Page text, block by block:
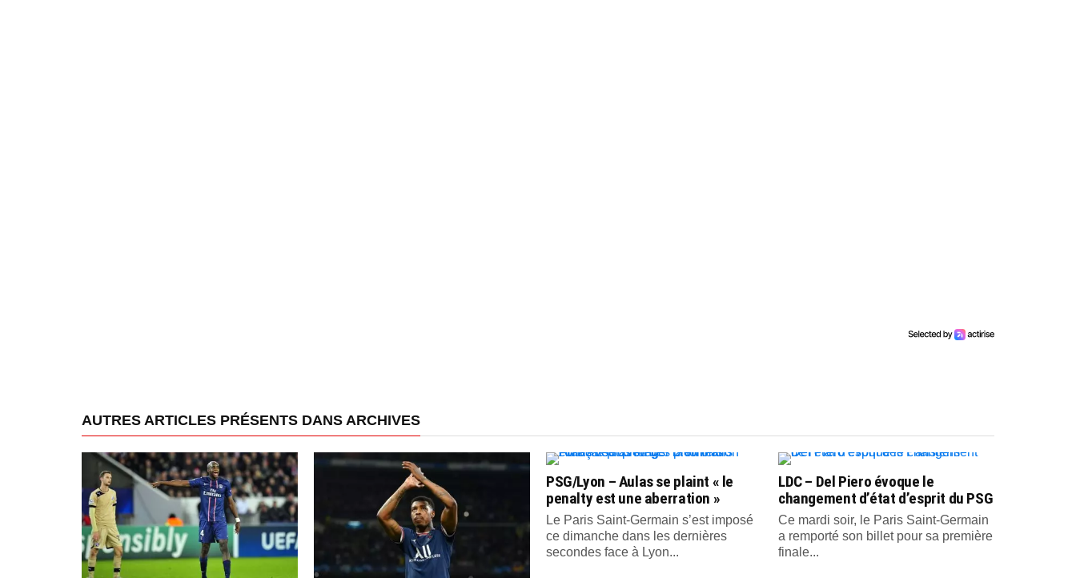
AUTRES ARTICLES PRÉSENTS DANS ARCHIVES
PSG/Lyon – Aulas se plaint « le
penalty est une aberration »
Le Paris Saint-Germain s’est imposé
ce dimanche dans les dernières
secondes face à Lyon...
LDC – Del Piero évoque le
changement d’état d’esprit du PSG
Ce mardi soir, le Paris Saint-Germain
a remporté son billet pour sa première
finale...